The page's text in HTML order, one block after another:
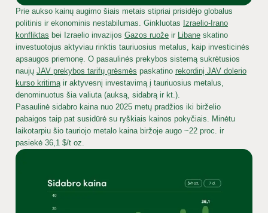
Prie aukso kainų augimo šiais metais stipriai prisidėjo globalus
politinis ir ekonominis nestabilumas. Ginkluotas Izraelio-Irano
konfliktas bei Izraelio invazijos Gazos ruože ir Libane skatino
investuotojus aktyviau rinktis tauriuosius metalus, kaip investicinės
apsaugos priemonę. O pasaulinės prekybos sistemą sukrėtusios
naujų JAV prekybos tarifų grėsmės paskatino rekordinį JAV dolerio
kurso kritimąir aktyvesnį investavimą į tauriuosius metalus,
denominuotus šia valiuta (auksą, sidabrą ir kt.).
Pasaulinė sidabro kaina nuo 2025 metų pradžios iki birželio
pabaigos taip pat susidūrė su ryškiais kainos pokyčiais. Minėtu
laikotarpiu šio tauriojo metalo kaina biržoje augo ~22 proc. ir
pasiekė 36,1 $/t oz.